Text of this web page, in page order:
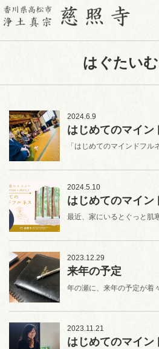
はぐたい
2024.6.9
はじめてのマイ
「はじめてのマインドフル
2024.5.10
はじめてのマイン
最近、家にいるとぐっと肌
2023.12.29
来年の予定
年の瀬に、来年の予定が着
2023.11.21
はじめてのマイ